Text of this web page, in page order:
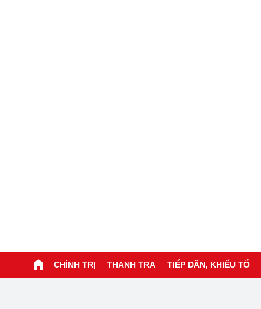
CHÍNH TRỊ THANH TRA TIẾP DÂN, KHIẾU TỐ